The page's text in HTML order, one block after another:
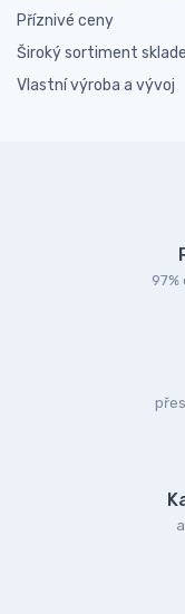
Příznivé ceny
Široký sortiment
Vlastní výroba a vývoj